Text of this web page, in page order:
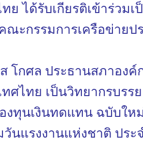
ทย​ ได้​รับ​เกียรติ​เข้าร่วม​เ
ณะกรรมการเครือข่าย
โกศล​ ประธาน​สภา​องค์
ทศไทย​ เป็นวิทยากร​บรร
ทุน​เงินทดแทน​ ฉบับให
วันแรงงานแห่งชาติ ประ